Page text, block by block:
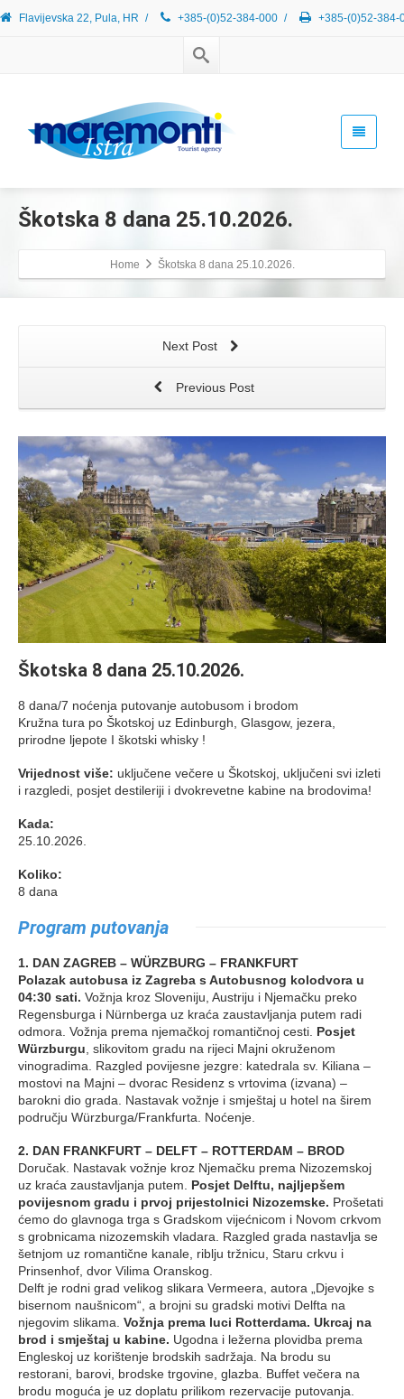
Flavijevska 22, Pula, HR / +385-(0)52-384-000 / +385-(0)52-
Škotska 8 dana 25.10.2026.
Home Škotska 8 dana 25.10.2026.
Next Post
Previous Post
Škotska 8 dana 25.10.2026.
8 dana/7 noćenja putovanje autobusom i brodom
Kružna tura po Škotskoj uz Edinburgh, Glasgow, jezera,
prirodne ljepote I škotski whisky !
Vrijednost više: uključene večere u Škotskoj, uključeni svi izleti
i razgledi, posjet destileriji i dvokrevetne kabine na brodovima!
Kada:
25.10.2026.
Koliko:
8 dana
Program putovanja
1. DAN ZAGREB – WÜRZBURG – FRANKFURT
Polazak autobusa iz Zagreba s Autobusnog kolodvora u
04:30 sati. Vožnja kroz Sloveniju, Austriju i Njemačku preko
Regensburga i Nürnberga uz kraća zaustavljanja putem radi
odmora. Vožnja prema njemačkoj romantičnoj cesti. Posjet
Würzburgu , slikovitom gradu na rijeci Majni okruženom
vinogradima. Razgled povijesne jezgre: katedrala sv. Kiliana –
mostovi na Majni – dvorac Residenz s vrtovima (izvana) –
barokni dio grada. Nastavak vožnje i smještaj u hotel na širem
području Würzburga/Frankfurta. Noćenje.
2. DAN FRANKFURT – DELFT – ROTTERDAM – BROD
Doručak. Nastavak vožnje kroz Njemačku prema Nizozemskoj
uz kraća zaustavljanja putem. Posjet Delftu, najljepšem
povijesnom gradu i prvoj prijestolnici Nizozemske. Prošetati
ćemo do glavnoga trga s Gradskom vijećnicom i Novom crkvom
s grobnicama nizozemskih vladara. Razgled grada nastavlja se
šetnjom uz romantične kanale, riblju tržnicu, Staru crkvu i
Prinsenhof, dvor Vilima Oranskog.
Delft je rodni grad velikog slikara Vermeera, autora „Djevojke s
bisernom naušnicom“, a brojni su gradski motivi Delfta na
njegovim slikama. Vožnja prema luci Rotterdama. Ukrcaj na
brod i smještaj u kabine. Ugodna i ležerna plovidba prema
Engleskoj uz korištenje brodskih sadržaja. Na brodu su
restorani, barovi, brodske trgovine, glazba. Buffet večera na
brodu moguća je uz doplatu prilikom rezervacije putovanja.